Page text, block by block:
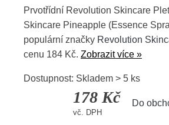
Prvotřídní Revolution Skincare
Skincare Pineapple (Essence
populární značky Revolution
cenu 184 Kč. Zobrazit více »
Dostupnost: Skladem > 5 ks
178 Kč
vč. DPH
Do